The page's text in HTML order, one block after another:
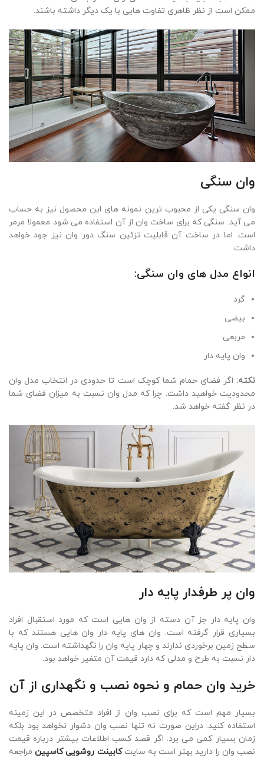
ممکن است از نظر ظاهری تفاوت هایی با یک دیگر داشته باشند.
وان سنگی
وان سنگی یکی از محبوب ترین نمونه های این محصول نیز به حساب
می آید. سنگی که برای ساخت وان از آن استفاده می شود معمولا مرمر
است. اما در ساخت آن قابلیت تزئین سنگ دور وان نیز جود خواهد
داشت.
انواع مدل های وان سنگی:
گرد
بیضی
مربعی
وان پایه دار
نکته: اگر فضای حمام شما کوچک است تا حدودی در انتخاب مدل وان
محدودیت خواهید داشت. چرا که مدل وان نسبت به میزان فضای شما
در نظر گفته خواهد شد.
وان پر طرفدار پایه دار
وان پایه دار جز آن دسته از وان هایی است که مورد استقبال افراد
بسیاری قرار گرفته است. وان های پایه دار وان هایی هستند که با
سطح زمین برخوردی ندارند و چهار پایه وان را نگهداشته است. وان پایه
دار نسبت به طرح و مدلی که دارد قیمت آن متغیر خواهد بود.
خرید وان حمام و نحوه نصب و نگهداری از آن
بسیار مهم است که برای نصب وان از افراد متخصص در این زمینه
استفاده کنید. دراین صورت نه تنها نصب وان دشوار نخواهد بود بلکه
زمان بسیار کمی می برد. اگر قصد کسب اطلاعات بیشتر درباره قیمت
نصب وان را دارید بهتر است به سایتکابینت روشویی کاسپینمراجعه